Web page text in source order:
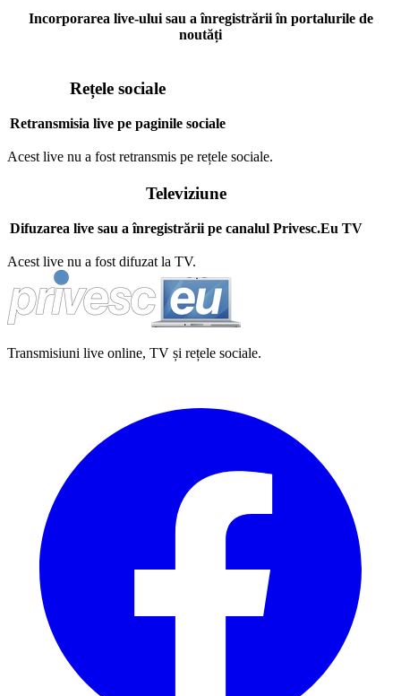
Incorporarea live-ului sau a înregistrării în portalurile de
noutăți
Rețele sociale
Retransmisia live pe paginile sociale
Acest live nu a fost retransmis pe rețele sociale.
Televiziune
Difuzarea live sau a înregistrării pe canalul Privesc.Eu TV
Acest live nu a fost difuzat la TV.
Transmisiuni live online, TV și rețele sociale.